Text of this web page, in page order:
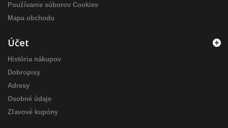
Používanie súborov Cookies
Mapa obchodu
Účet
História nákupov
Dobropisy
Adresy
Osobné údaje
Zľavové kupóny